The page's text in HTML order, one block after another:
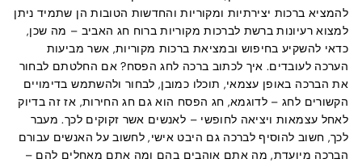
להמציא ברכות יצירתיות ומקוריות והחדשות הטובות הן שתמיד ניתן
למצוא רעיונות ברשת לברכות מקוריות ברוח חג האביב – מה שכן,
כדאי להשקיע בחיפוש ובמציאת ברכות מקוריות, אשר מביעות
הערכה לעובדים. איך לכתוב ברכה לחג הפסח? אם החלטתם לבחור
את הברכה באופן עצמאי, תוכלו כמובן, לבחור ולהשתמש בדימויים
הקשורים לחג – לדוגמא, חג הפסח הוא גם חג החירות, אז זה בדיוק
לאחל עצמאות ויציאה לחופשי – לאנשים אשר זקוקים לכך. מעבר
לכך, חשוב להוסיף לברכה גם היבט אישי, לחשוב על האנשים עבורם
הברכה מיועדת, מה אתם אוהבים בהם ומה אתם מאחלים להם –